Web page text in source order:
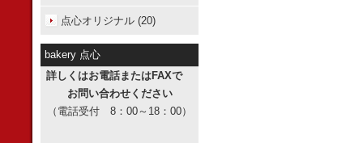
点心オリジナル (20)
bakery 点心
詳しくはお電話またはFAXで
お問い合わせください
（電話受付 8：00～18：00）